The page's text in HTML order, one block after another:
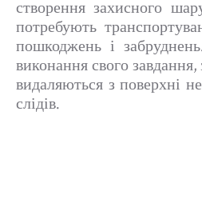
створення захисного
потребують
пошкоджень і
виконання свого завдання,
видаляються з поверхні
слідів.